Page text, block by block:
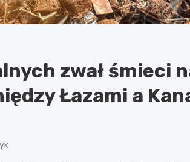
zwał śmieci
Łazami a